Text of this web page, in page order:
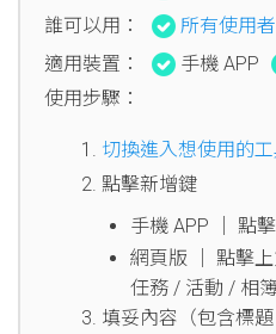
誰可以用：
所有使用者
適用裝置：
手機 APP
使用步驟：
切換進入想使用的
點擊新增鍵
手機 APP │ 點
網頁版 │ 點擊
任務 / 活動 / 相
填妥內容（包含標